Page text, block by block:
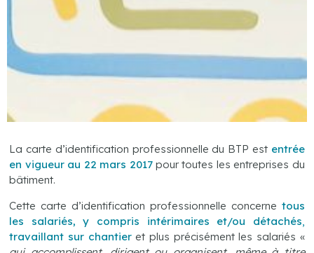
La carte d’identification professionnelle du BTP est entrée
en vigueur au 22 mars 2017 pour toutes les entreprises du
bâtiment.
Cette carte d’identification professionnelle concerne tous
les salariés, y compris intérimaires et/ou détachés
travaillant sur chantieret plus précisément les salariés «